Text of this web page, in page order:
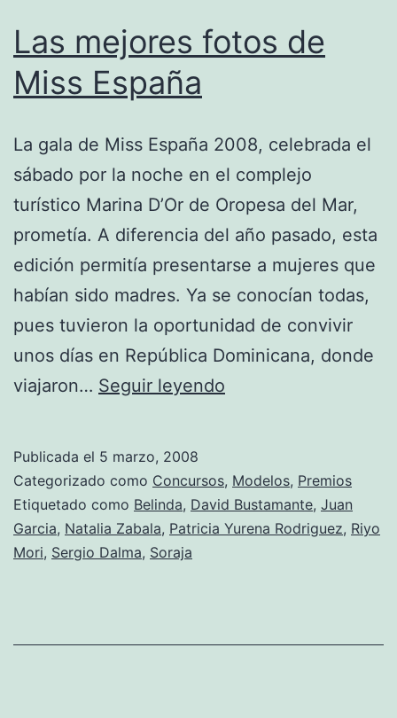
Las mejores fotos de
Miss España
La gala de Miss España 2008, celebrada el
sábado por la noche en el complejo
turístico Marina D’Or de Oropesa del Mar,
prometía. A diferencia del año pasado, esta
edición permitía presentarse a mujeres que
habían sido madres. Ya se conocían todas,
pues tuvieron la oportunidad de convivir
unos días en República Dominicana, donde
viajaron… Seguir leyendo
de
Miss
España
Publicada el 5 marzo, 2008
Categorizado como Concursos, Modelos, Premios
Etiquetado como Belinda, David Bustamante, Juan
Garcia, Natalia Zabala, Patricia Yurena Rodriguez, Riyo
Mori, Sergio Dalma, Soraja